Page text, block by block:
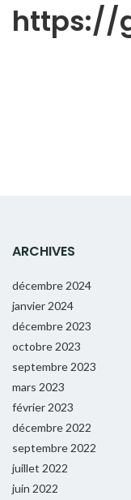
https://
ARCHIVES
décembre 2024
janvier 2024
décembre 2023
octobre 2023
septembre 2023
mars 2023
février 2023
décembre 2022
septembre 2022
juillet 2022
juin 2022